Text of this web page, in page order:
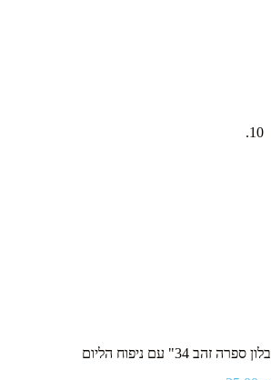
בלון ספרה זהב 34" עם ניפוח הליום